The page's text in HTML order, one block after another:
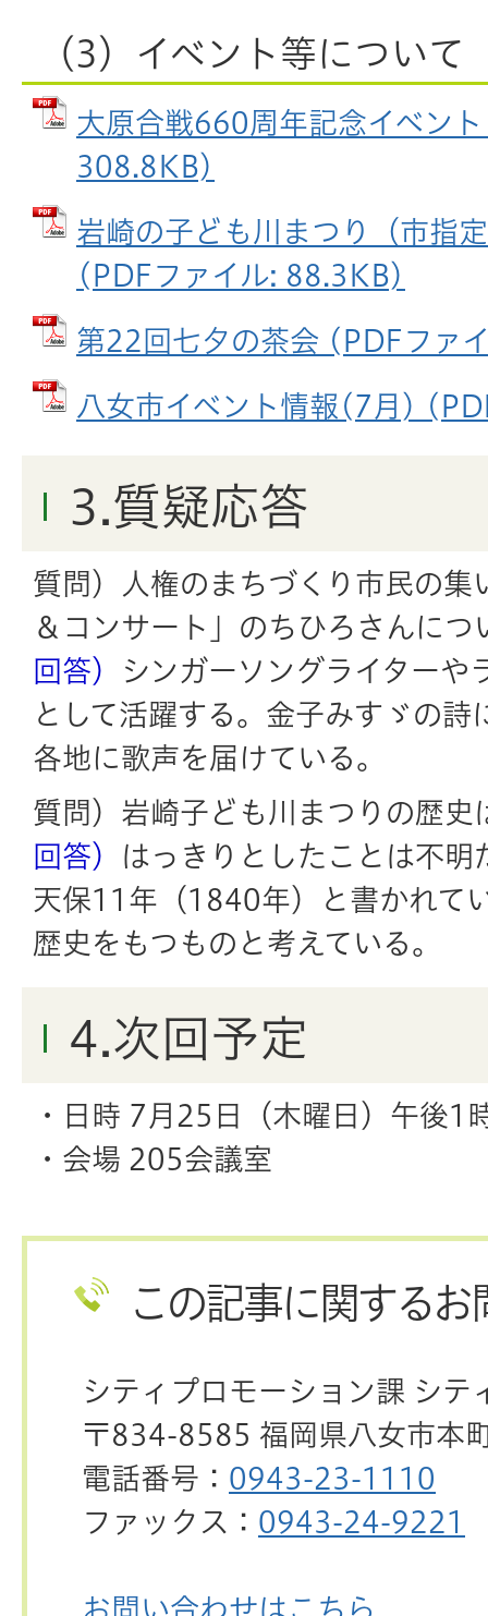
（3）イベント等について
大原合戦660周年記念イベン
308.8KB)
岩崎の子ども川まつり（市指
(PDFファイル: 88.3KB)
第22回七夕の茶会 (PDFファ
八女市イベント情報(7月)
3.質疑応答
質問）人権のまちづくり市民の
＆コンサート」のちひろさんにつ
回答）
シンガーソングライターや
として活躍する。金子みすゞの詩
各地に歌声を届けている。
質問）岩崎子ども川まつりの歴史
回答）
はっきりとしたことは不明
天保11年（1840年）と書かれて
歴史をもつものと考えている。
4.次回予定
・日時 7月25日（木曜日）午後1
・会場 205会議室
この記事に関するお
シティプロモーション課 シテ
〒834-8585 福岡県八女市本
電話番号： 0943-23-1110
ファックス： 0943-24-9221
お問い合わせはこちら